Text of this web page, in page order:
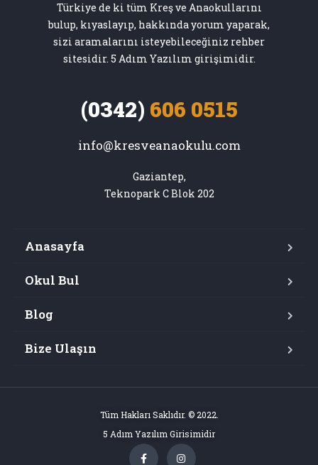
Türkiye de ki tüm Kreş ve Anaokullarını
bulup, kıyaslayıp, hakkında yorum yaparak,
sizi aramalarını isteyebileceğiniz rehber
sitesidir. 5 Adım Yazılım girişimidir.
(0342) 606 0515
info@kresveanaokulu.com
Gaziantep,
Teknopark C Blok 202
Anasayfa
Okul Bul
Blog
Bize Ulaşın
Tüm Hakları Saklıdır. © 2022.
5 Adım Yazılım Girisimidir